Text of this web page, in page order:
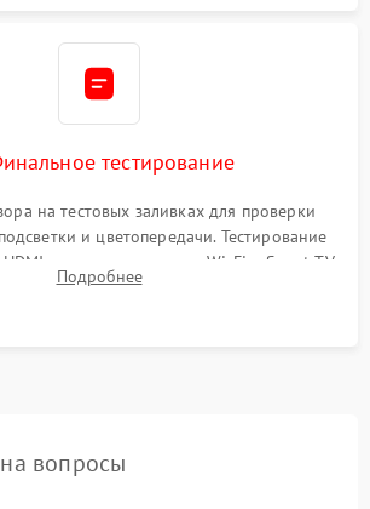
тестирование
на тестовых заливках для проверки
и цветопередачи. Тестирование
HDMI, динамиков, модуля Wi-Fi и Smart TV
в течение нескольких часов.
Подробнее
вопросы